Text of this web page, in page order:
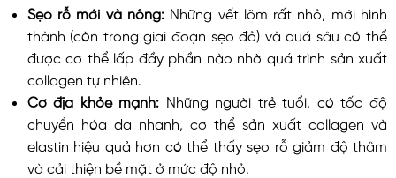
Sẹo rỗ mới và nông: Những vết lõm rất nhỏ, mới hình
thành (còn trong giai đoạn sẹo đỏ) và quá sâu có thể
được cơ thể lấp đầy phần nào nhờ quá trình sản xuất
collagen tự nhiên.
Cơ địa khỏe mạnh: Những người trẻ tuổi, có tốc độ
chuyển hóa da nhanh, cơ thể sản xuất collagen và
elastin hiệu quả hơn có thể thấy sẹo rỗ giảm độ thâm
và cải thiện bề mặt ở mức độ nhỏ.